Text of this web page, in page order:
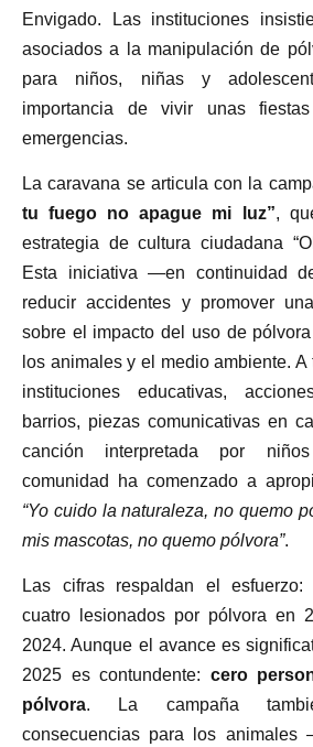
Envigado. Las instituciones
asociados a la manipulación de
para niños, niñas y
importancia de vivir unas
emergencias.
La caravana se articula con la
tu fuego no apague mi luz”,
estrategia de cultura ciudadana
Esta iniciativa —en continuidad
reducir accidentes y promover
sobre el impacto del uso de
los animales y el medio ambiente.
instituciones educativas,
barrios, piezas comunicativas en
canción interpretada por
comunidad ha comenzado a
“Yo cuido la naturaleza, no quemo
mis mascotas, no quemo pólvora”.
Las cifras respaldan el
cuatro lesionados por pólvora en
2024. Aunque el avance es
2025 es contundente: cero
pólvora. La campaña
consecuencias para los animales